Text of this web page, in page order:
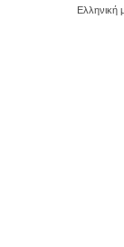
Ελληνική